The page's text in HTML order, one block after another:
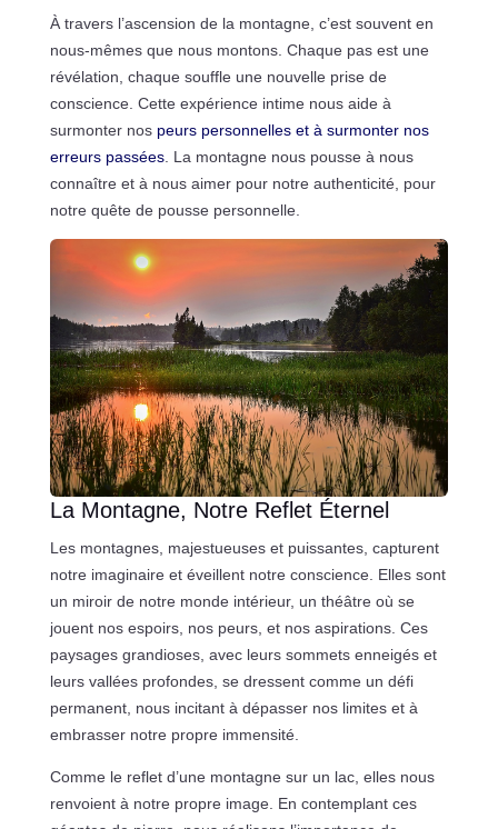
À travers l’ascension de la montagne, c’est souvent en
nous-mêmes que nous montons. Chaque pas est une
révélation, chaque souffle une nouvelle prise de
conscience. Cette expérience intime nous aide à
surmonter nos peurs personnelles et à surmonter nos
erreurs passées. La montagne nous pousse à nous
connaître et à nous aimer pour notre authenticité, pour
notre quête de pousse personnelle.
La Montagne, Notre Reflet Éternel
Les montagnes, majestueuses et puissantes, capturent
notre imaginaire et éveillent notre conscience. Elles sont
un miroir de notre monde intérieur, un théâtre où se
jouent nos espoirs, nos peurs, et nos aspirations. Ces
paysages grandioses, avec leurs sommets enneigés et
leurs vallées profondes, se dressent comme un défi
permanent, nous incitant à dépasser nos limites et à
embrasser notre propre immensité.
Comme le reflet d’une montagne sur un lac, elles nous
renvoient à notre propre image. En contemplant ces